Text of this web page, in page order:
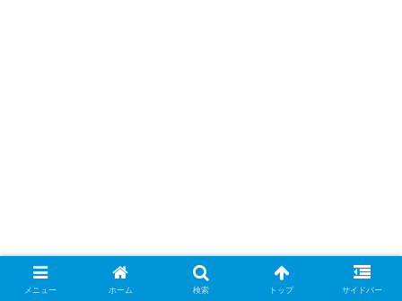
メニュー ホーム 検索 トップ サイドバー